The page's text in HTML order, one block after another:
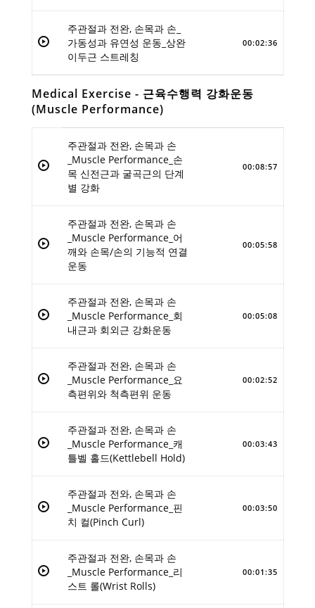
주관절과 전완, 손목과 손_
가동성과 유연성 운동_상완
이두근 스트레칭
00:02:36
Medical Exercise - 근육수행력 강화운동
(Muscle Performance)
주관절과 전완, 손목과 손
_Muscle Performance_손
목 신전근과 굴곡근의 단계
별 강화
00:08:57
주관절과 전완, 손목과 손
_Muscle Performance_어
깨와 손목/손의 기능적 연결
운동
00:05:58
주관절과 전완, 손목과 손
_Muscle Performance_회
내근과 회외근 강화운동
00:05:08
주관절과 전완, 손목과 손
_Muscle Performance_요
측편위와 척측편위 운동
00:02:52
주관절과 전완, 손목과 손
_Muscle Performance_캐
틀벨 홀드(Kettlebell Hold)
00:03:43
주관절과 전와, 손목과 손
_Muscle Performance_핀
치 컬(Pinch Curl)
00:03:50
주관절과 전완, 손목과 손
_Muscle Performance_리
스트 롤(Wrist Rolls)
00:01:35